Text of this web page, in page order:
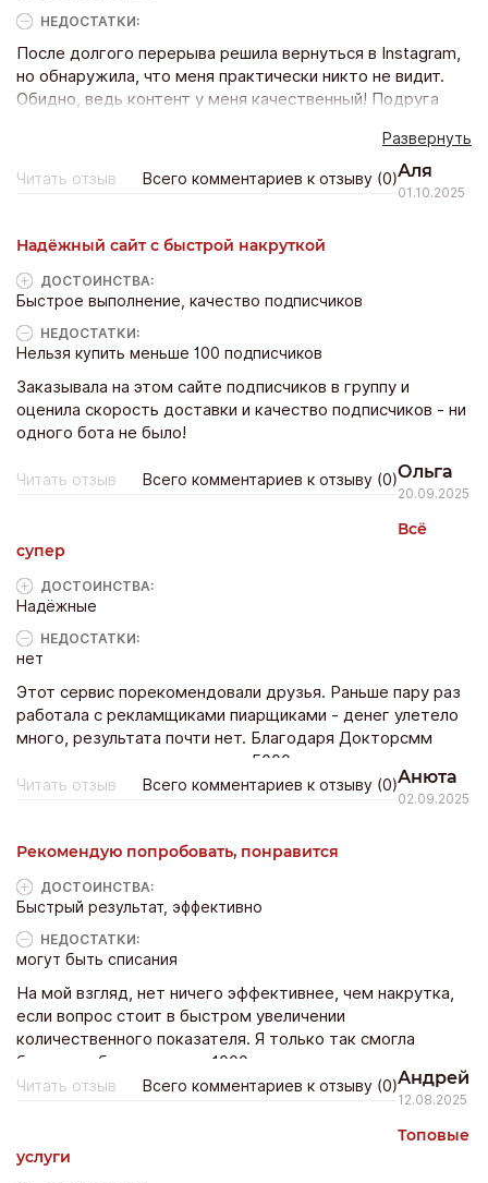
НЕДОСТАТКИ:
После долгого перерыва решила вернуться в Instagram,
но обнаружила, что меня практически никто не видит.
Обидно, ведь контент у меня качественный! Подруга
Я заказала пакет с накруткой подписчиков и просмотров
сторис. Результат превзошел все мои ожидания!
Количество подписчиков, конечно, не главное, но теперь
чаще!
Развернуть
Читать отзыв Всего комментариев к отзыву (0)Аля
01.10.2025
Надёжный сайт с быстрой накруткой
ДОСТОИНCТВА:
Быстрое выполнение, качество подписчиков
НЕДОСТАТКИ:
Нельзя купить меньше 100 подписчиков
Заказывала на этом сайте подписчиков в группу и
оценила скорость доставки и качество подписчиков - ни
одного бота не было!
Читать отзыв Всего комментариев к отзыву (0)Ольга
20.09.2025
Всё
супер
ДОСТОИНCТВА:
Надёжные
НЕДОСТАТКИ:
нет
Этот сервис порекомендовали друзья. Раньше пару раз
работала с рекламщиками пиарщиками - денег улетело
много, результата почти нет. Благодаря Докторсмм
смогла раскрутить группу до 5000 и это только начало.
Читать отзыв Всего комментариев к отзыву (0)Анюта
02.09.2025
Рекомендую попробовать, понравится
ДОСТОИНCТВА:
Быстрый результат, эффективно
НЕДОСТАТКИ:
могут быть списания
На мой взгляд, нет ничего эффективнее, чем накрутка,
если вопрос стоит в быстром увеличении
количественного показателя. Я только так смогла
быстро набрать первую 1000 подписчиков.
Читать отзыв Всего комментариев к отзыву (0)Андрей
12.08.2025
Топовые
услуги